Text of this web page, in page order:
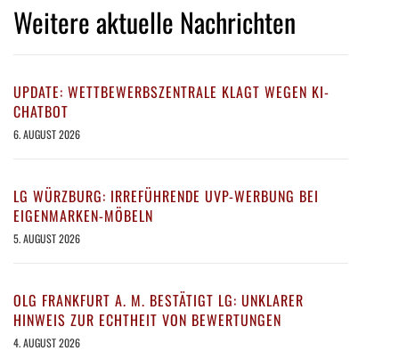
Weitere aktuelle Nachrichten
UPDATE: WETTBEWERBSZENTRALE KLAGT WEGEN KI-
CHATBOT
6. AUGUST 2026
LG WÜRZBURG: IRREFÜHRENDE UVP-WERBUNG BEI
EIGENMARKEN-MÖBELN
5. AUGUST 2026
OLG FRANKFURT A. M. BESTÄTIGT LG: UNKLARER
HINWEIS ZUR ECHTHEIT VON BEWERTUNGEN
4. AUGUST 2026